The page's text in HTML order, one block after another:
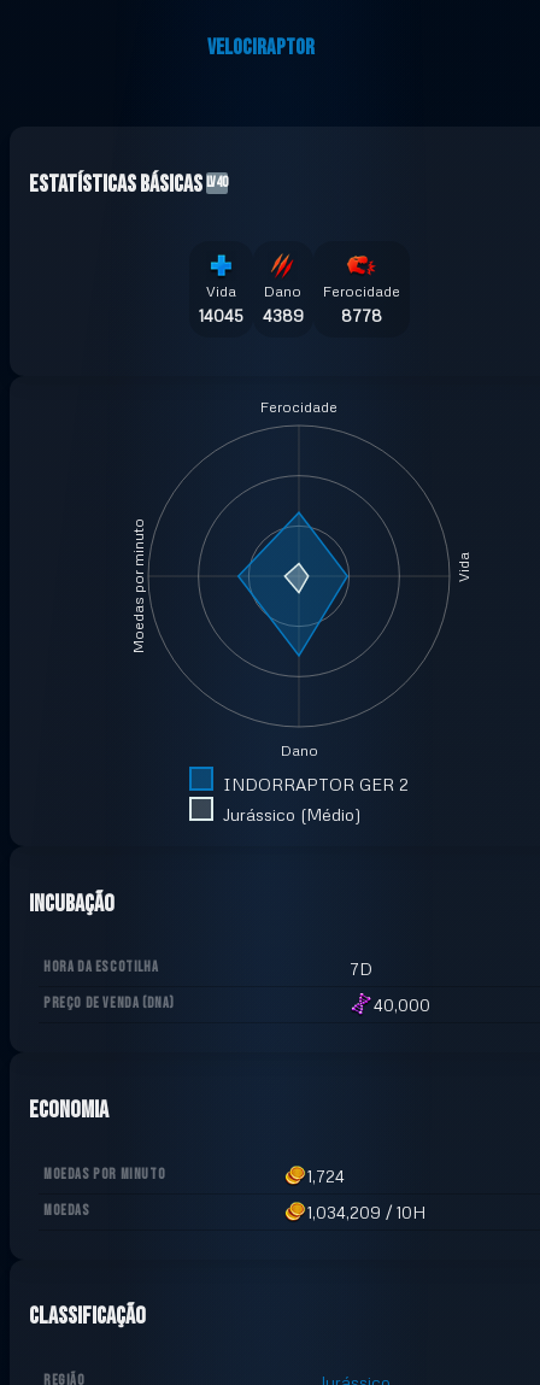
VELOCIRAPTOR
Estatísticas básicas LV40
Vida
14045
Dano
4389
Ferocidade
8778
Ferocidade
Vida
Dano
Moedas por minuto
INDORRAPTOR GER 2
Jurássico (Médio)
Incubação
HORA DA ESCOTILHA 7D
PREÇO DE VENDA (DNA) 40,000
Economia
MOEDAS POR MINUTO 1,724
MOEDAS 1,034,209 /10H
Classificação
REGIÃO